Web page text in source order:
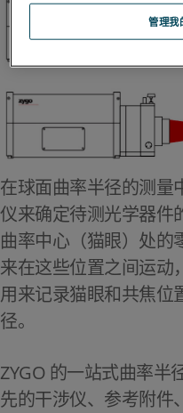
在球面曲率半径的测量
仪来确定待测光学器件
曲率中心（猫眼）处的
来在这些位置之间运动
用来记录猫眼和共焦位
径。
ZYGO 的一站式曲率半
先的干涉仪、参考附件
管理